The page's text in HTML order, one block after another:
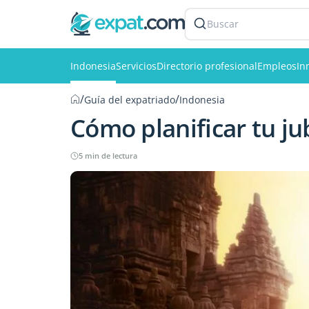
Buscar
IndonesiaServiciosDirectorio profesionalEmpleos
/Guía del expatriado/Indonesia
Cómo planificar tu
5 min de lectura